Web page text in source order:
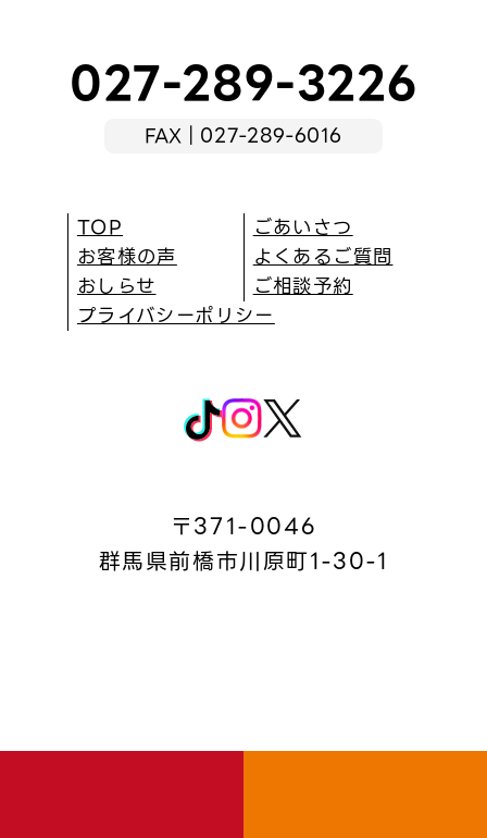
027-289-3226
FAX｜027-289-6016
TOP
ごあいさつ
お客様の声
よくあるご質問
おしらせ
ご相談予約
プライバシーポリシー
〒371-0046
群馬県前橋市川原町1-30-1